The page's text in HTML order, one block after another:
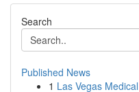
Search
Published News
1 Las Vegas